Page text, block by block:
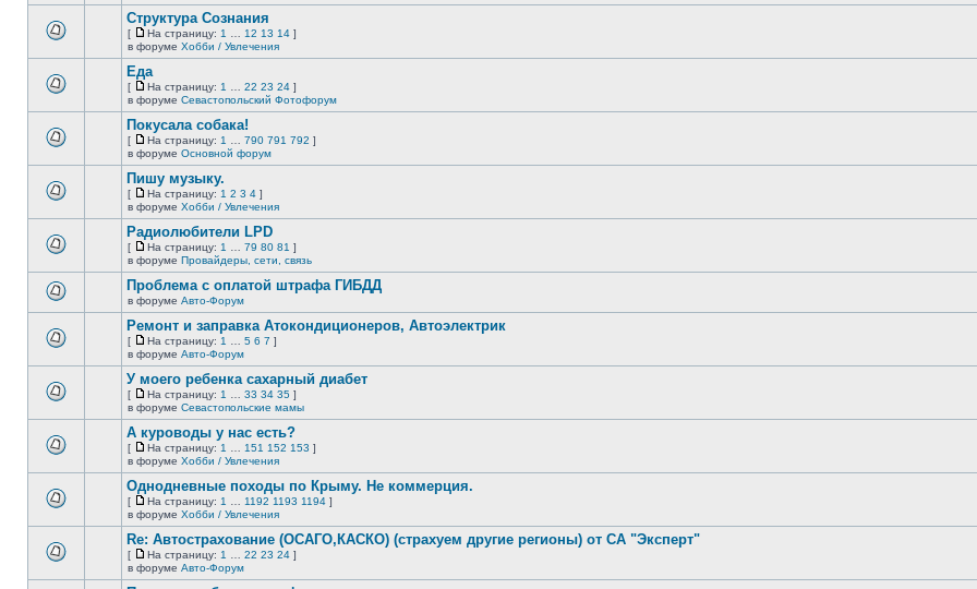
непрочитанных
сообщений.
непрочитанных
сообщений.
этой
непрочитанных
сообщений.
Структура Сознания
[
На
страницу
На страницу: 1 12 13 14 ]
в форуме Хобби / Увлечения
этой
непрочитанных
сообщений.
Еда
[
На
страницу
На страницу: 1 22 23 24 ]
в форуме Севастопольский Фотофорум
этой
непрочитанных
сообщений.
Покусала собака!
[
На
страницу
На страницу: 1 790 791 792 ]
в форуме Основной форум
этой
непрочитанных
сообщений.
Пишу музыку.
[
На
страницу
На страницу: 1 2 3 4 ]
в форуме Хобби / Увлечения
этой
непрочитанных
сообщений.
Радиолюбители LPD
[
На
страницу
На страницу: 1 79 80 81 ]
в форуме Провайдеры, сети, связь
непрочитанных
сообщений.
Проблема с оплатой штрафа ГИБДД
в форуме Авто-Форум
этой
непрочитанных
Ремонт и заправка Атокондиционеров, Автоэлектрик
[
На
страницу
На страницу: 1 5 6 7 ]
в форуме Авто-Форум
этой
непрочитанных
сообщений.
У моего ребенка сахарный диабет
[
На
страницу
На страницу: 1 33 34 35 ]
в форуме Севастопольские мамы
этой
непрочитанных
сообщений.
А куроводы у нас есть?
[
На
страницу
На страницу: 1 151 152 153 ]
в форуме Хобби / Увлечения
этой
непрочитанных
сообщений.
Однодневные походы по Крыму. Не коммерция.
[
На
страницу
На страницу: 1 1192 1193 1194 ]
в форуме Хобби / Увлечения
этой
Re: Автострахование (ОСАГО,КАСКО) (страхуем другие регионы) от СА "Эксперт"
[
На
страницу
На страницу: 1 22 23 24 ]
в форуме Авто-Форум